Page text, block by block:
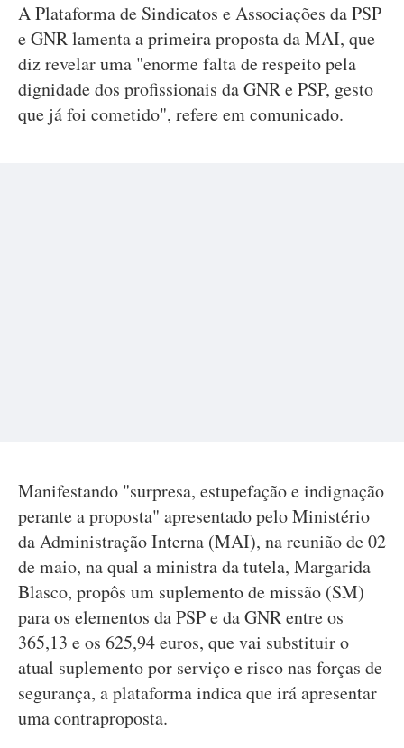
A Plataforma de Sindicatos e Associações da PSP
e GNR lamenta a primeira proposta da MAI, que
diz revelar uma "enorme falta de respeito pela
dignidade dos profissionais da GNR e PSP, gesto
que já foi cometido", refere em comunicado.
Manifestando "surpresa, estupefação e indignação
perante a proposta" apresentado pelo Ministério
da Administração Interna (MAI), na reunião de 02
de maio, na qual a ministra da tutela, Margarida
Blasco, propôs um suplemento de missão (SM)
para os elementos da PSP e da GNR entre os
365,13 e os 625,94 euros, que vai substituir o
atual suplemento por serviço e risco nas forças de
segurança, a plataforma indica que irá apresentar
uma contraproposta.